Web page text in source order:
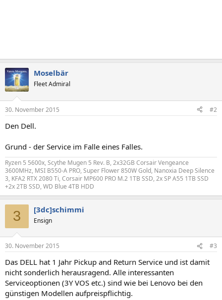
Moselbär
Fleet Admiral
30. November 2015 #2
Den Dell.
Grund - der Service im Falle eines Falles.
Ryzen 5 5600x, Scythe Mugen 5 Rev. B, 2x32GB Corsair Vengeance
3600MHz, MSI B550-A PRO, Super Flower 850W Gold, Nanoxia Deep Silence
3, KFA2 RTX 2080 Ti, Corsair MP600 PRO M.2 1TB SSD, 2x SP A55 1TB SSD
+2x 2TB SSD, WD Blue 4TB HDD
3 [3dc]schimmi
Ensign
30. November 2015 #3
Das DELL hat 1 Jahr Pickup and Return Service und ist damit
nicht sonderlich herausragend. Alle interessanten
Serviceoptionen (3Y VOS etc.) sind wie bei Lenovo bei den
günstigen Modellen aufpreispflichtig.